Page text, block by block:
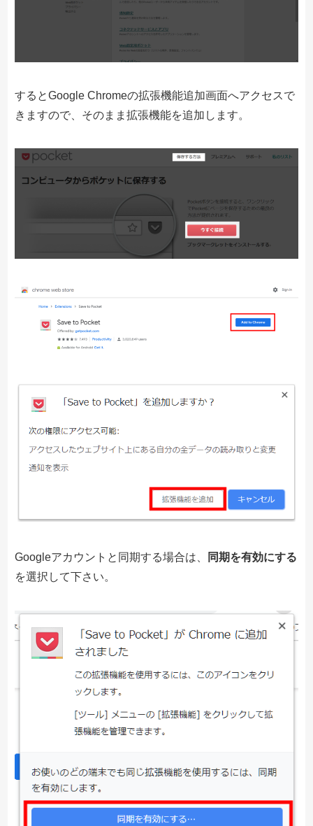
するとGoogle Chromeの拡張機能追加画面へアクセスで
きますので、そのまま拡張機能を追加します。
Googleアカウントと同期する場合は、
同期を有効にする
を選択して下さい。